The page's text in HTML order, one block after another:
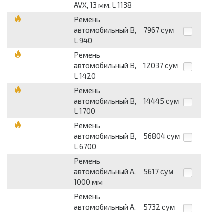
AVX, 13 мм, L 1138
Ремень
автомобильный B,
L 940
7967 сум
Ремень
автомобильный B,
L 1420
12037 сум
Ремень
автомобильный B,
L 1700
14445 сум
Ремень
автомобильный B,
L 6700
56804 сум
Ремень
автомобильный А,
1000 мм
5617 сум
Ремень
автомобильный А,
5732 сум